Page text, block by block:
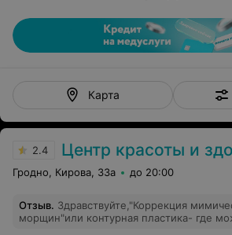
Карта
2.4 Центр красоты и
Гродно, Кирова, 33а до 20:00
Отзыв. Здравствуйте,"Коррекция
морщин"или контурная пластика- где